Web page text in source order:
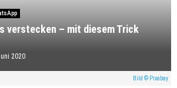
verstecken – mit diesem Trick
2020
Bild © Pixabay